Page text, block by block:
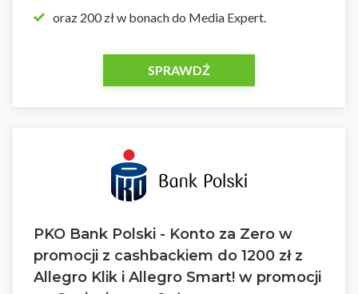
oraz 200 zł w bonach do Media Expert.
SPRAWDŹ
PKO Bank Polski - Konto za Zero w
promocji z cashbackiem do 1200 zł z
Allegro Klik i Allegro Smart! w promocji